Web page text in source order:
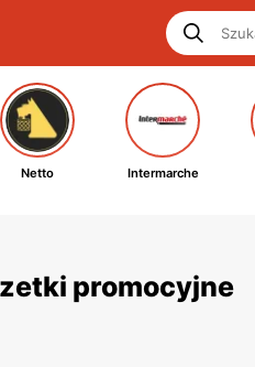
Netto Intermarche
promocyjne